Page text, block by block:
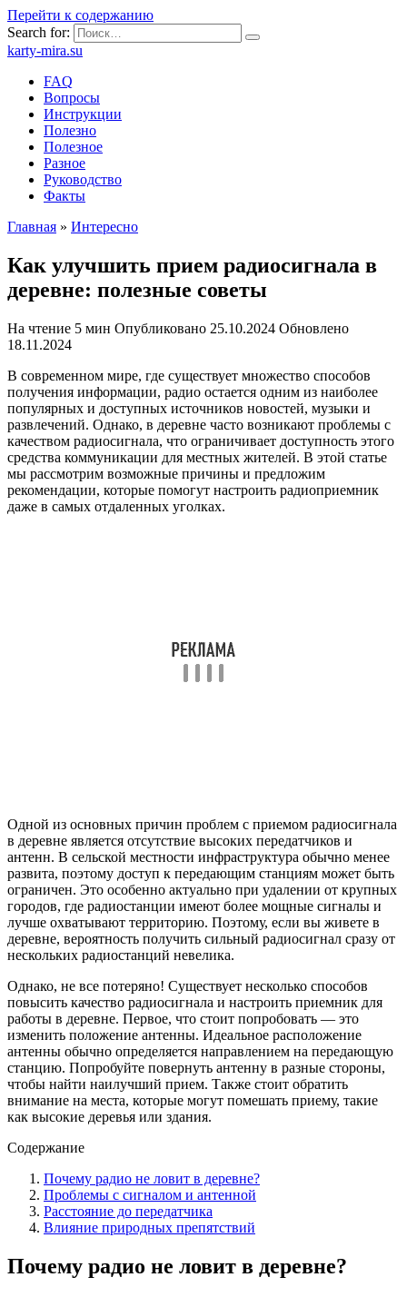
Перейти к содержанию
Search for:
karty-mira.su
FAQ
Вопросы
Инструкции
Полезно
Полезное
Разное
Руководство
Факты
Главная » Интересно
Как улучшить прием радиосигнала в
деревне: полезные советы
На чтение 5 мин Опубликовано 25.10.2024 Обновлено
18.11.2024
В современном мире, где существует множество способов
получения информации, радио остается одним из наиболее
популярных и доступных источников новостей, музыки и
развлечений. Однако, в деревне часто возникают проблемы с
качеством радиосигнала, что ограничивает доступность этого
средства коммуникации для местных жителей. В этой статье
мы рассмотрим возможные причины и предложим
рекомендации, которые помогут настроить радиоприемник
даже в самых отдаленных уголках.
Одной из основных причин проблем с приемом радиосигнала
в деревне является отсутствие высоких передатчиков и
антенн. В сельской местности инфраструктура обычно менее
развита, поэтому доступ к передающим станциям может быть
ограничен. Это особенно актуально при удалении от крупных
городов, где радиостанции имеют более мощные сигналы и
лучше охватывают территорию. Поэтому, если вы живете в
деревне, вероятность получить сильный радиосигнал сразу от
нескольких радиостанций невелика.
Однако, не все потеряно! Существует несколько способов
повысить качество радиосигнала и настроить приемник для
работы в деревне. Первое, что стоит попробовать — это
изменить положение антенны. Идеальное расположение
антенны обычно определяется направлением на передающую
станцию. Попробуйте повернуть антенну в разные стороны,
чтобы найти наилучший прием. Также стоит обратить
внимание на места, которые могут помешать приему, такие
как высокие деревья или здания.
Содержание
Почему радио не ловит в деревне?
Проблемы с сигналом и антенной
Расстояние до передатчика
Влияние природных препятствий
Почему радио не ловит в деревне?